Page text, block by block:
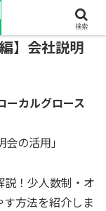
】会社説明
ーカルグロース
の活用」
！少人数制・オ
方法を紹介しま
検索